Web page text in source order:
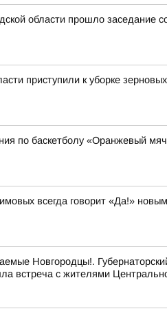
области прошло заседание
приступили к уборке зерновых
по баскетболу «Оранжевый
всегда говорит «Да!»
Новгородцы!.
встреча с жителями